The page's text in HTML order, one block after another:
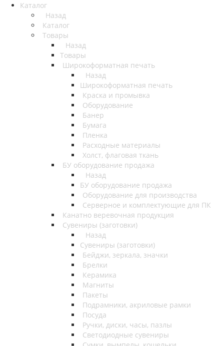
Каталог
Назад
Каталог
Товары
Назад
Товары
Широкоформатная печать
Назад
Широкоформатная печать
Краска и промывка
Оборудование
Банер
Бумага
Пленка
Расходные материалы
Холст, флаговая ткань
БУ оборудование продажа
Назад
БУ оборудование продажа
Оборудование для производства
Серверное и комплектующие для ПК
Канатно веревочная продукция
Сувениры (заготовки)
Назад
Сувениры (заготовки)
Бейджи, зеркала, значки
Брелки
Керамика
Магниты
Пакеты
Подрамники, акриловые рамки
Посуда
Ручки, диски, часы, пазлы
Светодиодные сувениры